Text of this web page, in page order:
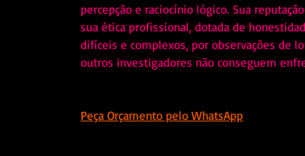
percepção e raciocínio lógico. Sua
sua ética profissional, dotada de
difíceis e complexos, por observações de
outros investigadores não conseguem
Peça Orçamento pelo WhatsApp